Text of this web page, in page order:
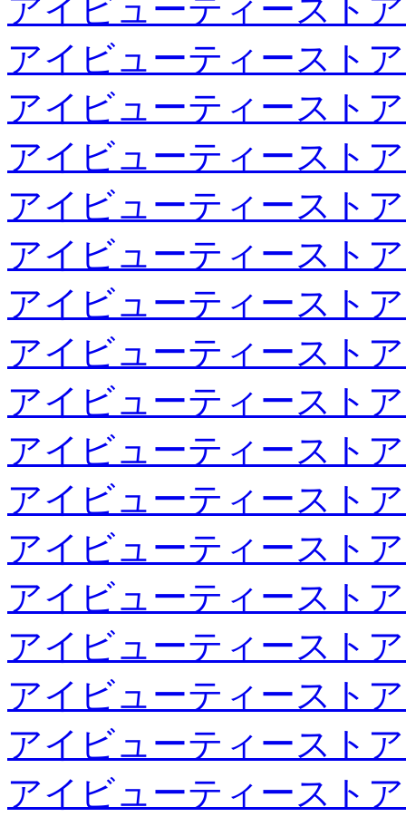
アイビューティースト
アイビューティースト
アイビューティースト
アイビューティースト
アイビューティースト
アイビューティースト
アイビューティースト
アイビューティースト
アイビューティースト
アイビューティースト
アイビューティースト
アイビューティースト
アイビューティースト
アイビューティースト
アイビューティースト
アイビューティースト
アイビューティースト